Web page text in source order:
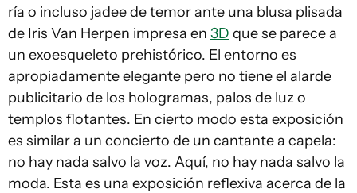
ría o incluso jadee de temor ante una blusa plisada
de Iris Van Herpen impresa en 3D que se parece a
un exoesqueleto prehistórico. El entorno es
apropiadamente elegante pero no tiene el alarde
publicitario de los hologramas, palos de luz o
templos flotantes. En cierto modo esta exposición
es similar a un concierto de un cantante a capela:
no hay nada salvo la voz. Aquí, no hay nada salvo la
moda. Esta es una exposición reflexiva acerca de la